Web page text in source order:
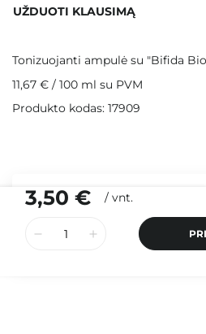
3,50 € / vnt.
UŽDUOTI KLAUSIMĄ
Tonizuojanti ampulė su "Bifida
11,67 € / 100 ml su PVM
Produkto kodas: 17909